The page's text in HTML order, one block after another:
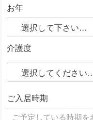
お年
介護度
ご入居時期